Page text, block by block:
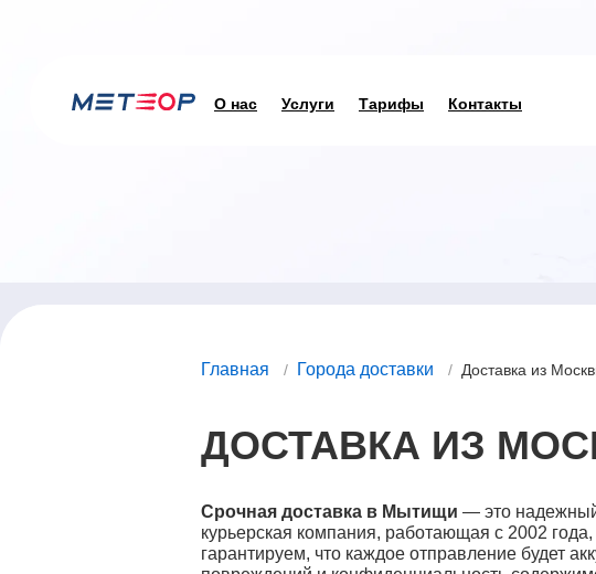
О нас Услуги Тарифы Контакты
Главная / Города доставки / Доставка из
ДОСТАВКА ИЗ
Срочная доставка в Мытищи — это
курьерская компания, работающая с 2002
гарантируем, что каждое отправление будет